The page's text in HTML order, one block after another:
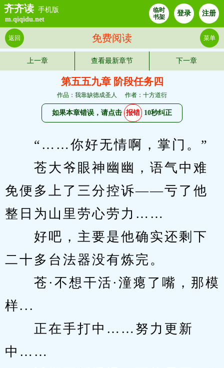
齐齐读 手机版
m.qiqidu.net
临时
书架
登录 注册
免费阅读
返回 菜单
上一章 查看最新章节 下一章
第五五九章 阶段任务四
作品：我靠缺德成圣人 作者：十方道衍
如果本章错误，请点击 报错 10秒纠正
“……你好无情啊，掌门。”
苍大爷眼神幽幽，语气中难
免便多上了三分控诉——亏了他
整日为山里劳心劳力……
好吧，主要是他确实还剩下
二十多台法器没有炼完。
苍·不想干活·潼瘪了嘴，那模
样...
正在手打中……努力更新
中……